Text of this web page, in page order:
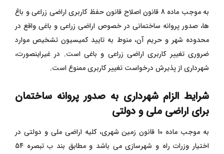
به موجب ماده 8 قانون اصلاح قانون حفظ کاربری اراضی زراعی و باغ
ها، صدور پروانه ساختمانی در خصوص اراضی زراعی و باغی واقع در
محدوده شهر و حریم آن، منوط به تایید کمیسیون تشخیص موارد
ضروری تغییر کاربری اراضی زراعی و باغی است. در غیراینصورت،
شهرداری از پذیرش درخواست تغییر کاربری ممنوع است.
شرایط الزام شهرداری به صدور پروانه ساختمان
برای اراضی ملی و دولتی
به موجب ماده 10 قانون زمین شهری، کلیه اراضی ملی و دولتی در
اختیار وزرات راه و شهرسازی می باشد و مطابق بند ب تبصره 54